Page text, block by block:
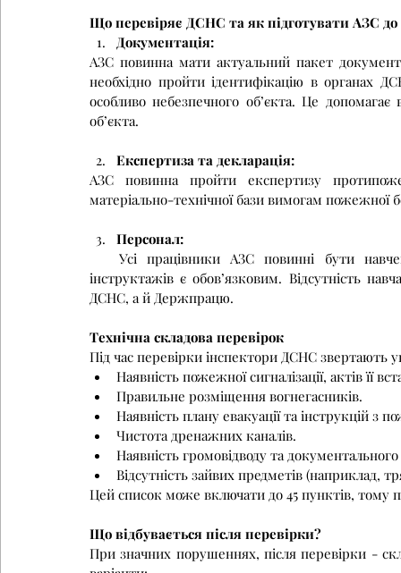
Що перевіряє ДСНС та як підготувати АЗС до
Документація:
АЗС повинна мати актуальний пакет
необхідно пройти ідентифікацію в органах
особливо небезпечного об’єкта. Це
об’єкта.
Експертиза та декларація:
АЗС повинна пройти експертизу
матеріально-технічної бази вимогам пожежної
Персонал:
   Усі працівники АЗС повинні бути навчені правилам пожежної безпеки. Ведення журналів
інструктажів є обов’язковим. Відсутність
ДСНС, а й Держпрацю.
Технічна складова перевірок
Під час перевірки інспектори ДСНС звертають
Наявність пожежної сигналізації, актів її
Правильне розміщення вогнегасників.
Наявність плану евакуації та інструкцій з
Чистота дренажних каналів.
Наявність громовідводу та
Відсутність зайвих предметів (наприклад,
Цей список може включати до 45 пунктів, тому
Що відбувається після перевірки?
При значних порушеннях, після перевірки -